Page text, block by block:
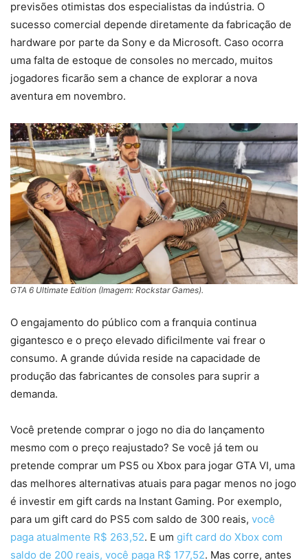
previsões otimistas dos especialistas da indústria. O
sucesso comercial depende diretamente da fabricação de
hardware por parte da Sony e da Microsoft. Caso ocorra
uma falta de estoque de consoles no mercado, muitos
jogadores ficarão sem a chance de explorar a nova
aventura em novembro.
GTA 6 Ultimate Edition (Imagem: Rockstar Games).
O engajamento do público com a franquia continua
gigantesco e o preço elevado dificilmente vai frear o
consumo. A grande dúvida reside na capacidade de
produção das fabricantes de consoles para suprir a
demanda.
Você pretende comprar o jogo no dia do lançamento
mesmo com o preço reajustado? Se você já tem ou
pretende comprar um PS5 ou Xbox para jogar GTA VI, uma
das melhores alternativas atuais para pagar menos no jogo
é investir em gift cards na Instant Gaming. Por exemplo,
para um gift card do PS5 com saldo de 300 reais, você
paga atualmente R$ 263,52. E um gift card do Xbox com
saldo de 200 reais, você paga R$ 177,52. Mas corre, antes